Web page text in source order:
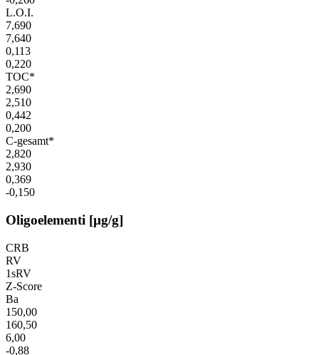
L.O.I.
7,690
7,640
0,113
0,220
TOC*
2,690
2,510
0,442
0,200
C-gesamt*
2,820
2,930
0,369
-0,150
Oligoelementi [µg/g]
CRB
RV
1sRV
Z-Score
Ba
150,00
160,50
6,00
-0,88